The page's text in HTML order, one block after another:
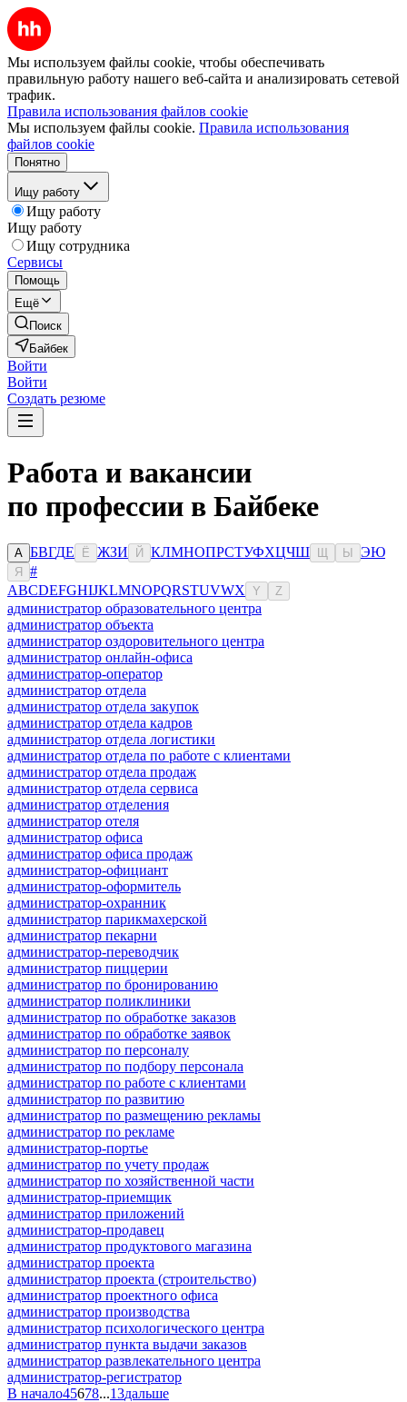
Мы используем файлы cookie, чтобы обеспечивать
правильную работу нашего веб-сайта и анализировать сетевой
трафик.
Правила использования файлов cookie
Мы используем файлы cookie. Правила использования
файлов cookie
Понятно
Ищу работу
Ищу работу
Ищу работу
Ищу сотрудника
Сервисы
Помощь
Ещё
Поиск
Байбек
Войти
Войти
Создать резюме
Работа и вакансии
по профессии в Байбеке
А БВГДЕ Ё ЖЗИ Й КЛМНОПРСТУФХЦЧШ Ы ЭЮ
Я
#
ABCDEFGHIJKLMNOPQRSTUVWX Y Z
администратор образовательного центра
администратор объекта
администратор оздоровительного центра
администратор онлайн-офиса
администратор-оператор
администратор отдела
администратор отдела закупок
администратор отдела кадров
администратор отдела логистики
администратор отдела по работе с клиентами
администратор отдела продаж
администратор отдела сервиса
администратор отделения
администратор отеля
администратор офиса
администратор офиса продаж
администратор-официант
администратор-оформитель
администратор-охранник
администратор парикмахерской
администратор пекарни
администратор-переводчик
администратор пиццерии
администратор по бронированию
администратор поликлиники
администратор по обработке заказов
администратор по обработке заявок
администратор по персоналу
администратор по подбору персонала
администратор по работе с клиентами
администратор по развитию
администратор по размещению рекламы
администратор по рекламе
администратор-портье
администратор по учету продаж
администратор по хозяйственной части
администратор-приемщик
администратор приложений
администратор-продавец
администратор продуктового магазина
администратор проекта
администратор проекта (строительство)
администратор проектного офиса
администратор производства
администратор психологического центра
администратор пункта выдачи заказов
администратор развлекательного центра
администратор-регистратор
В начало45678...13дальше